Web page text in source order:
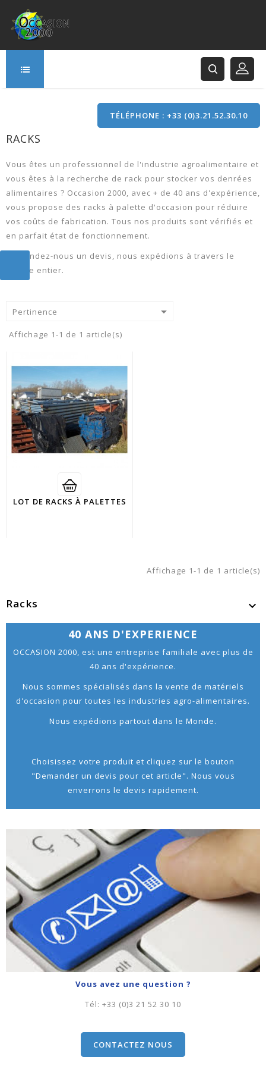
TÉLÉPHONE : +33 (0)3.21.52.30.10
RACKS
Vous êtes un professionnel de l'industrie agroalimentaire et
vous êtes à la recherche de rack pour stocker vos denrées
alimentaires ? Occasion 2000, avec + de 40 ans d'expérience,
vous propose des racks à palette d'occasion pour réduire
vos coûts de fabrication. Tous nos produits sont vérifiés et
en parfait état de fonctionnement.
Demandez-nous un devis, nous expédions à travers le
monde entier.
Pertinence 
Affichage 1-1 de 1 article(s)
LOT DE RACKS À PALETTES
Affichage 1-1 de 1 article(s)
Racks

40 ANS D'EXPERIENCE
OCCASION 2000, est une entreprise familiale avec plus de
40 ans d'expérience.
Nous sommes spécialisés dans la vente de matériels
d'occasion pour toutes les industries agro-alimentaires.
Nous expédions partout dans le Monde.
Choisissez votre produit et cliquez sur le bouton
"Demander un devis pour cet article". Nous vous
enverrons le devis rapidement.
Vous avez une question ?
Tél: +33 (0)3 21 52 30 10
CONTACTEZ NOUS